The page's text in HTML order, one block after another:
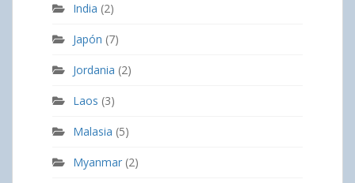
India (2)
Japón (7)
Jordania (2)
Laos (3)
Malasia (5)
Myanmar (2)